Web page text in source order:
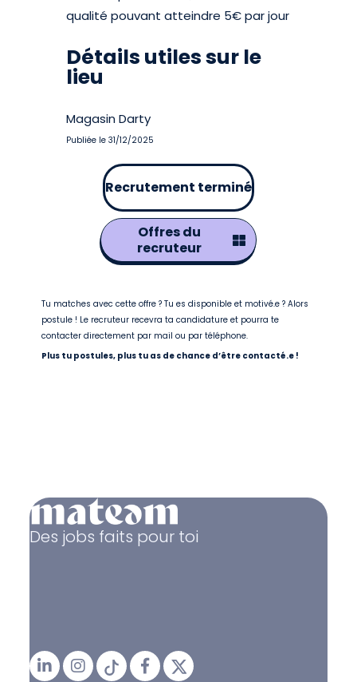
qualité pouvant atteindre 5€ par jour
Détails utiles sur le
lieu
Magasin Darty
Publiée le 31/12/2025
Recrutement terminé
Offres du
recruteur
Tu matches avec cette offre ? Tu es disponible et motivé.e ? Alors
postule ! Le recruteur recevra ta candidature et pourra te
contacter directement par mail ou par téléphone.
Plus tu postules, plus tu as de chance d’être contacté.e !
Des jobs faits pour toi